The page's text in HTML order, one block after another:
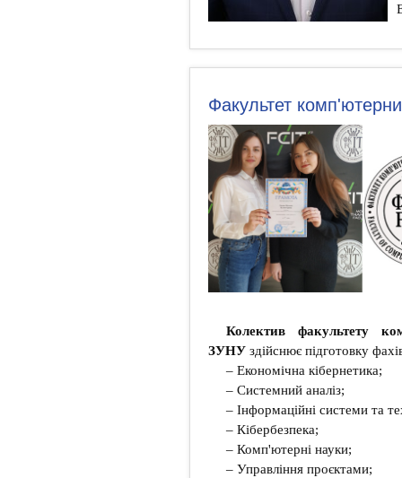
Факультет
Колектив факультету
ЗУНУ здійснює підготовку
– Економічна кібернетика;
– Системний аналіз;
– Інформаційні системи та
– Кібербезпека;
– Комп'ютерні науки;
– Управління проєктами;